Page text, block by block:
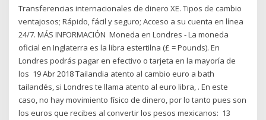
Transferencias internacionales de dinero XE. Tipos de cambio
ventajosos; Rápido, fácil y seguro; Acceso a su cuenta en línea
24/7. MÁS INFORMACIÓN Moneda en Londres - La moneda
oficial en Inglaterra es la libra estertilna (£ = Pounds). En
Londres podrás pagar en efectivo o tarjeta en la mayoría de
los 19 Abr 2018 Tailandia atento al cambio euro a bath
tailandés, si Londres te llama atento al euro libra, . En este
caso, no hay movimiento físico de dinero, por lo tanto pues son
los euros que recibes al convertir los pesos mexicanos: 13